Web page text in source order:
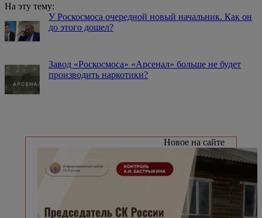
На эту тему:
У Роскосмоса очередной новый начальник. Как он
до этого дошел?
Завод «Роскосмоса» «Арсенал» больше не будет
производить наркотики?
Новое на сайте